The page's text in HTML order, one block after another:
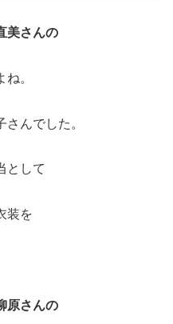
美さんの
ね。
んでした。
として
装を
原さんの